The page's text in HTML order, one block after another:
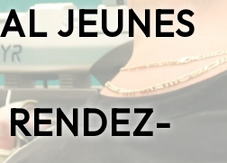
JEUNES